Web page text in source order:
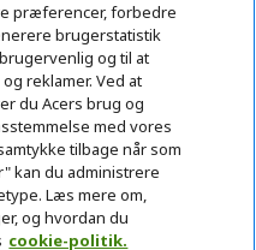
og sælger af de produkter og
præferencer, forbedre
brugerstatistik
og til at
reklamer. Ved at
du Acers brug og
med vores
tilbage når som
kan du administrere
Læs mere om,
og hvordan du
cookie-politik.